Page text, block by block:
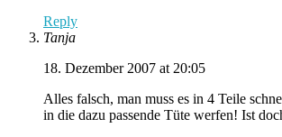
Reply
Tanja
18. Dezember 2007 at 20:05
Alles falsch, man muss es in 4 Teile
in die dazu passende Tüte werfen! Ist